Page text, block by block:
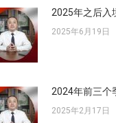
2025年之后入
2025年6月19日
2024年前三个
2025年2月17日